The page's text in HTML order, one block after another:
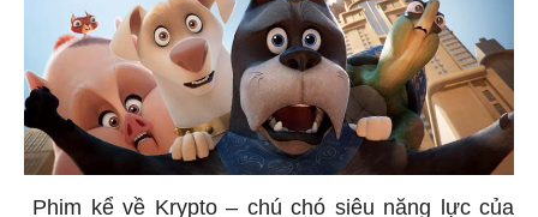
Phim kể về Krypto – chú chó siêu năng lực của